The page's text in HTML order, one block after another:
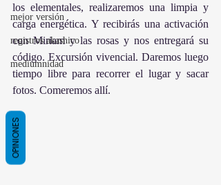
mejor versión
registros akashico
mediumnidad
los elementales, realizaremos una limpia y
carga energética. Y recibirás una activación
con Miriam y las rosas y nos entregará su
código. Excursión vivencial. Daremos luego
tiempo libre para recorrer el lugar y sacar
fotos. Comeremos allí.
OPINIONES